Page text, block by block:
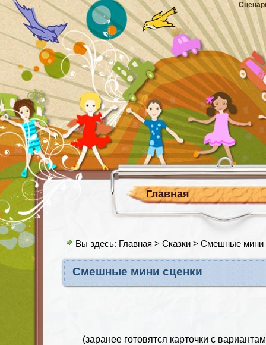
Главная
Вы здесь: Главная > Сказки > Смешные мини
Смешные мини сценки
(заранее готовятся карточки с